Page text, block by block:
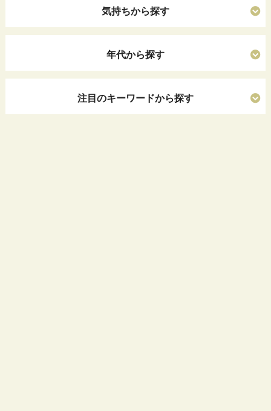
気持ちから探す
年代から探す
注目のキーワードから探す